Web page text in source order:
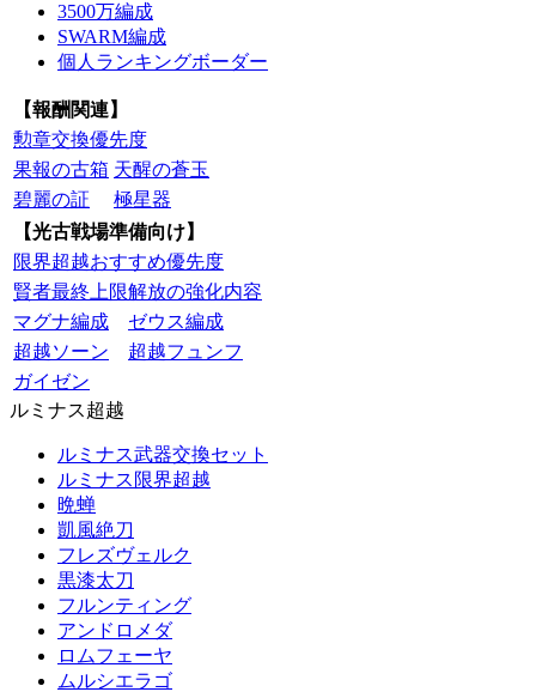
3500万編成
SWARM編成
個人ランキングボーダー
【報酬関連】
勲章交換優先度
果報の古箱 天醒の蒼玉
碧麗の証
極星器
【光古戦場準備向け】
限界超越おすすめ優先度
賢者最終上限解放の強化内容
マグナ編成
ゼウス編成
超越ソーン
超越フュンフ
ガイゼン
ルミナス超越
ルミナス武器交換セット
ルミナス限界超越
晩蝉
凱風絶刀
フレズヴェルク
黒漆太刀
フルンティング
アンドロメダ
ロムフェーヤ
ムルシエラゴ